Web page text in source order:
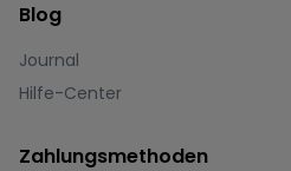
Blog
Journal
Hilfe-Center
Zahlungsmethoden